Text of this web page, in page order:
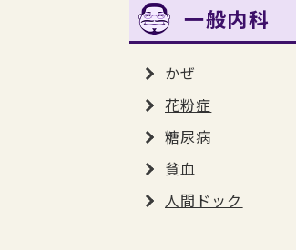
一般内科
かぜ
花粉症
糖尿病
貧血
人間ドック